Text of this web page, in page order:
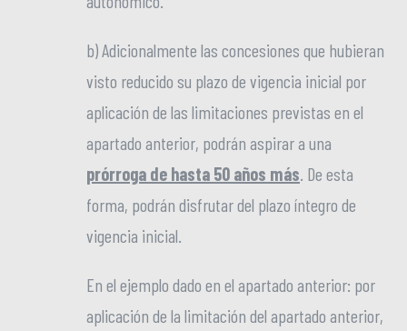
b) Adicionalmente las concesiones que hubieran
visto reducido su plazo de vigencia inicial por
aplicación de las limitaciones previstas en el
apartado anterior, podrán aspirar a una
prórroga de hasta 50 años más. De esta
forma, podrán disfrutar del plazo íntegro de
vigencia inicial.
En el ejemplo dado en el apartado anterior: por
aplicación de la limitación del apartado anterior,